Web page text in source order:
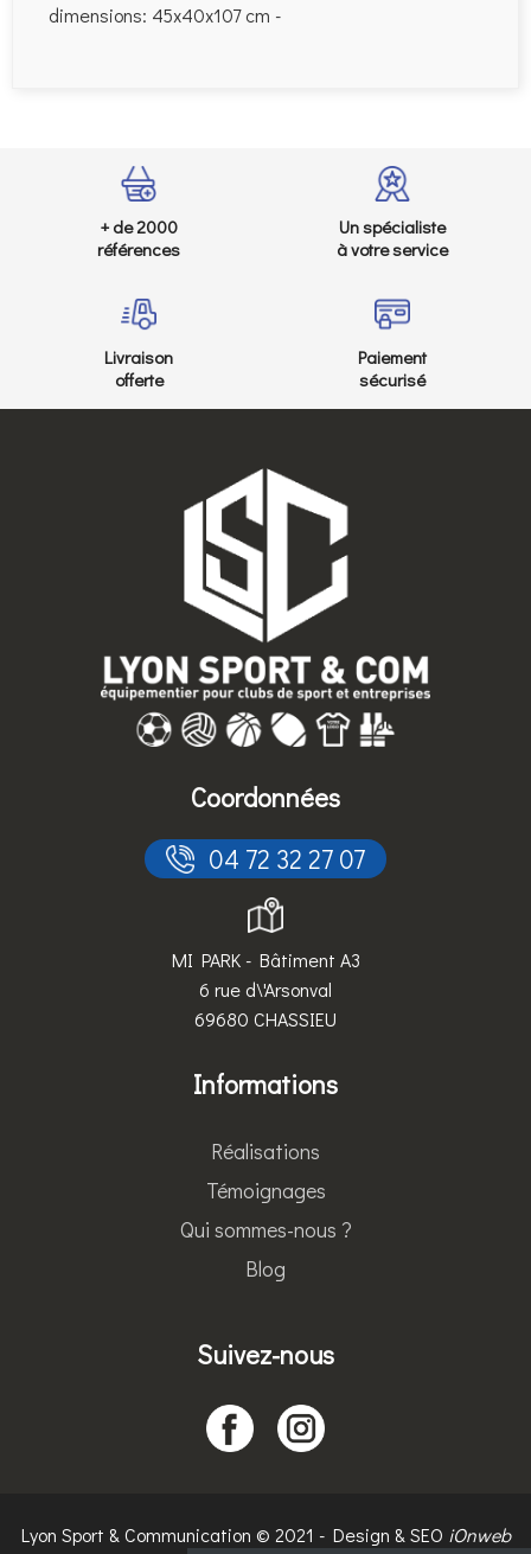
dimensions: 45x40x107 cm -
+ de 2000
références
Un spécialiste
à votre service
Livraison
offerte
Paiement
sécurisé
Coordonnées
04 72 32 27 07
MI PARK - Bâtiment A3
6 rue d\'Arsonval
69680 CHASSIEU
Informations
Réalisations
Témoignages
Qui sommes-nous ?
Blog
Suivez-nous
Lyon Sport & Communication © 2021 - Design & SEO iOnweb